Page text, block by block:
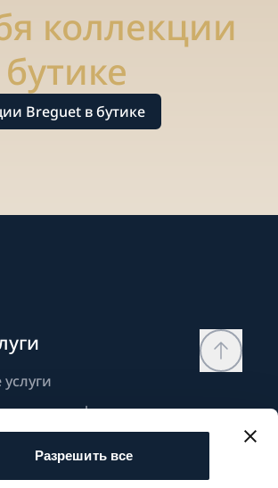
Разрешить все
коллекции
Breguet в бутике
услуги
информация